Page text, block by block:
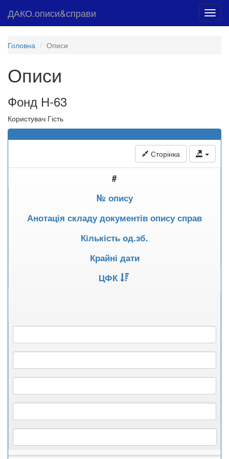
ДАКО.описи&справи
Головна Описи
Описи
Фонд Н-63
Користувач Гість
Сторінка
#
№ опису
Анотація складу документів опису справ
Кількість од.зб.
Крайні дати
ЦФК